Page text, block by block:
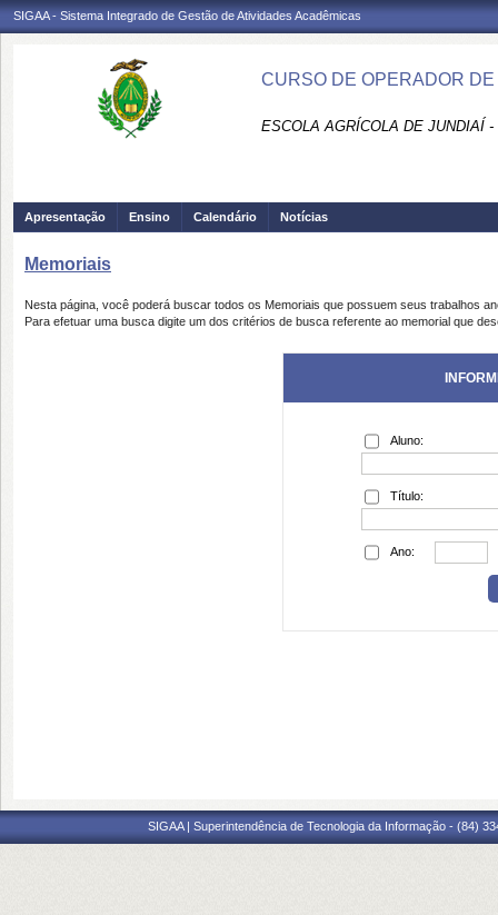
SIGAA - Sistema Integrado de Gestão de Atividades Acadêmicas
CURSO DE OPERADOR
ESCOLA AGRÍCOLA DE JUNDIAÍ -
Apresentação Ensino Calendário Notícias
Memoriais
Nesta página, você poderá buscar todos os Memoriais que possuem seus trabalhos
Para efetuar uma busca digite um dos critérios de busca referente ao memorial que
Aluno:
Título:
Ano:
SIGAA | Superintendência de Tecnologia da Informação - (84)